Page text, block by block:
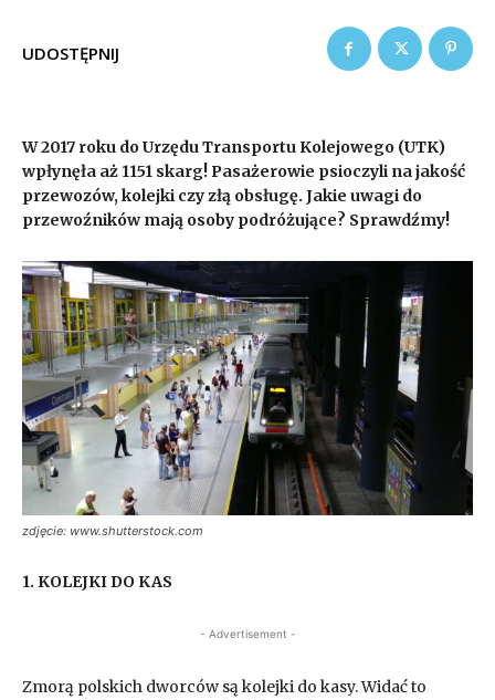
UDOSTĘPNIJ
W 2017 roku do Urzędu Transportu Kolejowego (UTK)
wpłynęła aż 1151 skarg! Pasażerowie psioczyli na jakość
przewozów, kolejki czy złą obsługę. Jakie uwagi do
przewoźników mają osoby podróżujące? Sprawdźmy!
zdjęcie: www.shutterstock.com
1. KOLEJKI DO KAS
- Advertisement -
Zmorą polskich dworców są kolejki do kasy. Widać to